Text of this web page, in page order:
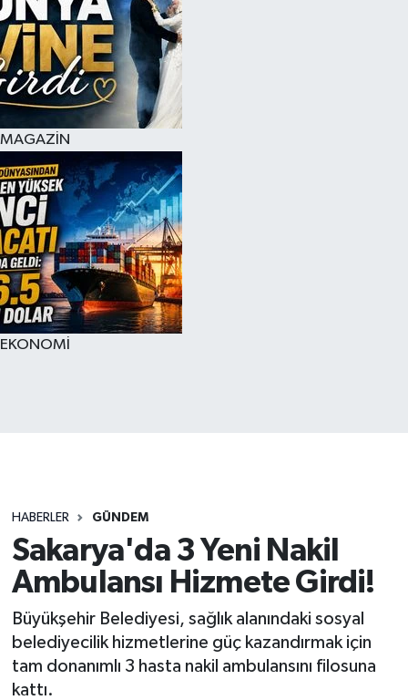
MAGAZİN
EKONOMİ
HABERLER GÜNDEM
Sakarya'da 3 Yeni Nakil
Ambulansı Hizmete Girdi!
Büyükşehir Belediyesi, sağlık alanındaki sosyal
belediyecilik hizmetlerine güç kazandırmak için
tam donanımlı 3 hasta nakil ambulansını filosuna
kattı.